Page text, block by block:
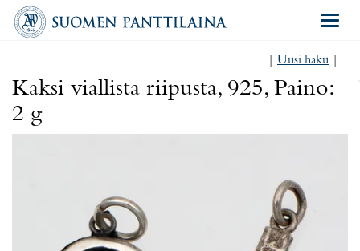
Uusi haku
Kaksi viallista riipusta, 925, Paino:
2 g